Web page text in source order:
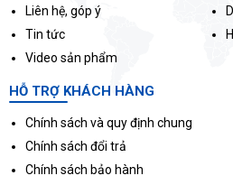
Liên hệ, góp ý
Tin tức
Video sản phẩm
HỖ TRỢ KHÁCH HÀNG
Chính sách và quy định chung
Chính sách đổi trả
Chính sách bảo hành